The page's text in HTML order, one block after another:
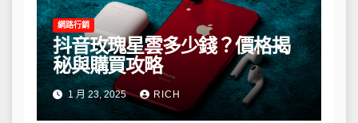
網路行銷
抖音玫瑰星雲多少錢？價格揭
秘與購買攻略
1 月 23, 2025 RICH